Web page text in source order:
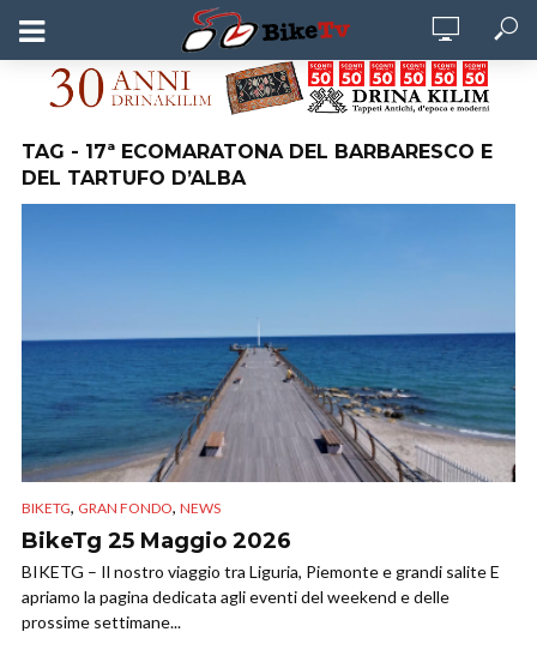
TAG - 17ª ECOMARATONA DEL BARBARESCO E
DEL TARTUFO D’ALBA
BIKETG, GRAN FONDO, NEWS
BikeTg 25 Maggio 2026
BIKETG – Il nostro viaggio tra Liguria, Piemonte e grandi salite E
apriamo la pagina dedicata agli eventi del weekend e delle
prossime settimane...